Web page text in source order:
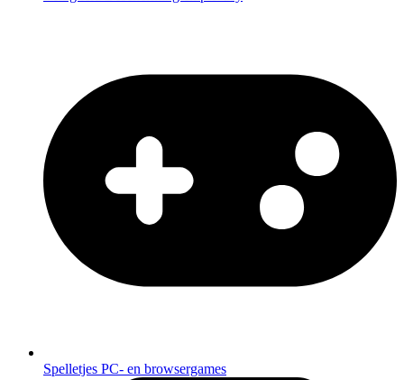
Spelletjes PC- en browsergames